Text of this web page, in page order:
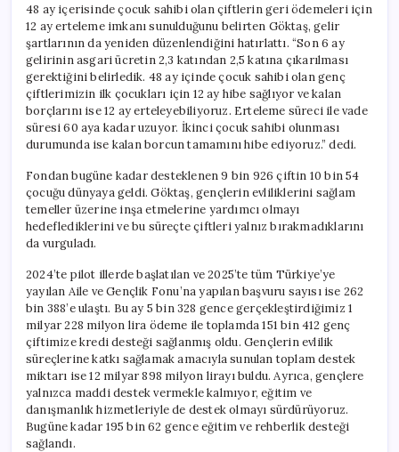
48 ay içerisinde çocuk sahibi olan çiftlerin geri ödemeleri için
12 ay erteleme imkanı sunulduğunu belirten Göktaş, gelir
şartlarının da yeniden düzenlendiğini hatırlattı. “Son 6 ay
gelirinin asgari ücretin 2,3 katından 2,5 katına çıkarılması
gerektiğini belirledik. 48 ay içinde çocuk sahibi olan genç
çiftlerimizin ilk çocukları için 12 ay hibe sağlıyor ve kalan
borçlarını ise 12 ay erteleyebiliyoruz. Erteleme süreci ile vade
süresi 60 aya kadar uzuyor. İkinci çocuk sahibi olunması
durumunda ise kalan borcun tamamını hibe ediyoruz.” dedi.
Fondan bugüne kadar desteklenen 9 bin 926 çiftin 10 bin 54
çocuğu dünyaya geldi. Göktaş, gençlerin evliliklerini sağlam
temeller üzerine inşa etmelerine yardımcı olmayı
hedeflediklerini ve bu süreçte çiftleri yalnız bırakmadıklarını
da vurguladı.
2024’te pilot illerde başlatılan ve 2025’te tüm Türkiye’ye
yayılan Aile ve Gençlik Fonu’na yapılan başvuru sayısı ise 262
bin 388’e ulaştı. Bu ay 5 bin 328 gence gerçekleştirdiğimiz 1
milyar 228 milyon lira ödeme ile toplamda 151 bin 412 genç
çiftimize kredi desteği sağlanmış oldu. Gençlerin evlilik
süreçlerine katkı sağlamak amacıyla sunulan toplam destek
miktarı ise 12 milyar 898 milyon lirayı buldu. Ayrıca, gençlere
yalnızca maddi destek vermekle kalmıyor, eğitim ve
danışmanlık hizmetleriyle de destek olmayı sürdürüyoruz.
Bugüne kadar 195 bin 62 gence eğitim ve rehberlik desteği
sağlandı.